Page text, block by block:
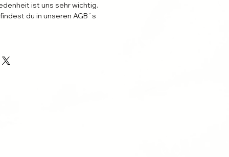
ist uns sehr wichtig.
du in unseren AGB´s